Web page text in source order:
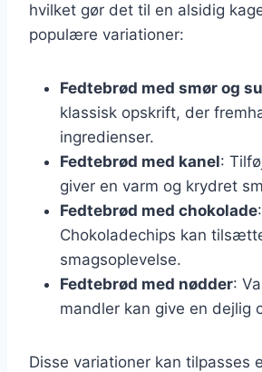
hvilket gør det til en alsidig
populære variationer:
Fedtebrød med smør og
klassisk opskrift, der
ingredienser.
Fedtebrød med kanel:
giver en varm og krydret
Fedtebrød med chokolade:
Chokoladechips kan
smagsoplevelse.
Fedtebrød med nødder:
mandler kan give en dejlig
Disse variationer kan tilpasses